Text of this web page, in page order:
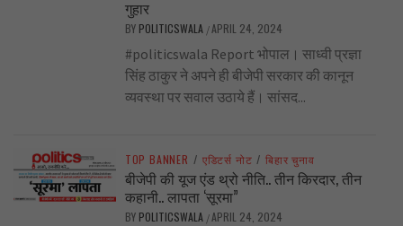
गुहार
BY POLITICSWALA /APRIL 24, 2024
#politicswala Report भोपाल। साध्वी प्रज्ञा
सिंह ठाकुर ने अपने ही बीजेपी सरकार की कानून
व्यवस्था पर सवाल उठाये हैं। सांसद...
TOP BANNER / एडिटर्स नोट / बिहार चुनाव
बीजेपी की यूज एंड थ्रो नीति.. तीन किरदार, तीन
कहानी.. लापता ‘सूरमा”
BY POLITICSWALA /APRIL 24, 2024